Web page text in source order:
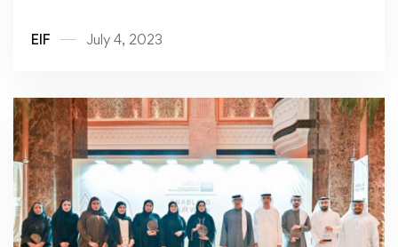
EIF July 4, 2023